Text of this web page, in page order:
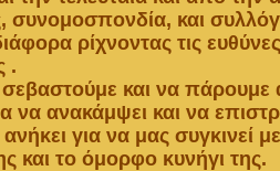
συνομοσπονδία, και
ρίχνοντας τις
.
και να πάρουμε
να ανακάμψει και να
για να μας συγκινεί
και το όμορφο κυνήγι της.